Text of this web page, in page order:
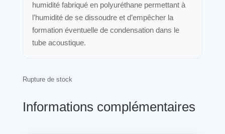
Contact
humidité fabriqué en polyuréthane permettant à
l’humidité de se dissoudre et d’empêcher la
formation éventuelle de condensation dans le
tube acoustique.
Rupture de stock
Informations complémentaires